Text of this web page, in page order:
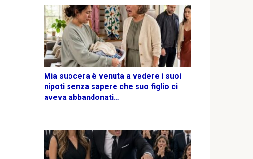
Mia suocera è venuta a vedere i suoi
nipoti senza sapere che suo figlio ci
aveva abbandonati…